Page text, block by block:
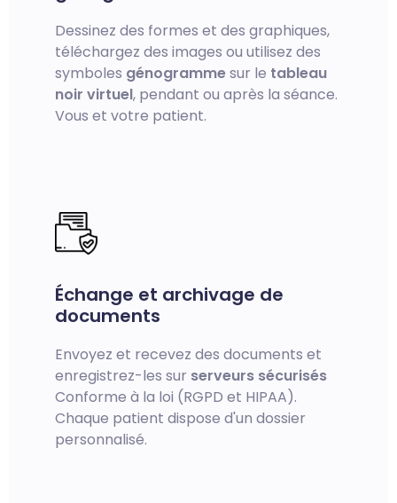
Dessinez des formes et des graphiques,
téléchargez des images ou utilisez des
symboles génogrammesur le tableau
noir virtuel, pendant ou après la séance.
Vous et votre patient.
Échange et archivage de
documents
Envoyez et recevez des documents et
enregistrez-les sur serveurs sécurisés
Conforme à la loi (RGPD et HIPAA).
Chaque patient dispose d'un dossier
personnalisé.